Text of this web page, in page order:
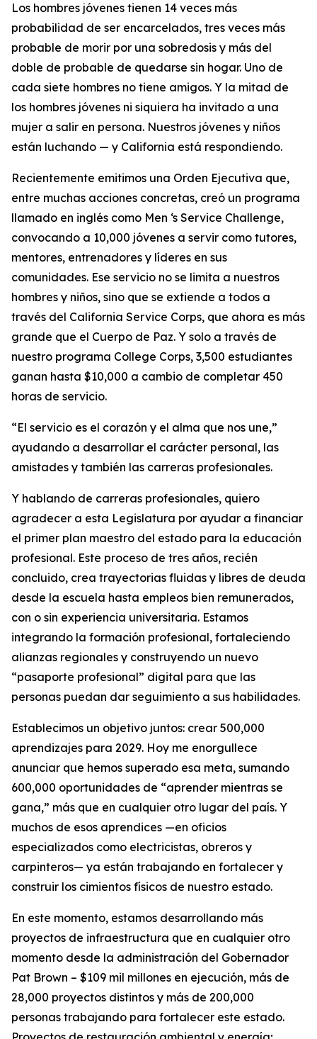
Los hombres jóvenes tienen 14 veces más
probabilidad de ser encarcelados, tres veces más
probable de morir por una sobredosis y más del
doble de probable de quedarse sin hogar. Uno de
cada siete hombres no tiene amigos. Y la mitad de
los hombres jóvenes ni siquiera ha invitado a una
mujer a salir en persona. Nuestros jóvenes y niños
están luchando — y California está respondiendo.
Recientemente emitimos una Orden Ejecutiva que,
entre muchas acciones concretas, creó un programa
llamado en inglés como Men ‘s Service Challenge,
convocando a 10,000 jóvenes a servir como tutores,
mentores, entrenadores y líderes en sus
comunidades. Ese servicio no se limita a nuestros
hombres y niños, sino que se extiende a todos a
través del California Service Corps, que ahora es más
grande que el Cuerpo de Paz. Y solo a través de
nuestro programa College Corps, 3,500 estudiantes
ganan hasta $10,000 a cambio de completar 450
horas de servicio.
“El servicio es el corazón y el alma que nos une,”
ayudando a desarrollar el carácter personal, las
amistades y también las carreras profesionales.
Y hablando de carreras profesionales, quiero
agradecer a esta Legislatura por ayudar a financiar
el primer plan maestro del estado para la educación
profesional. Este proceso de tres años, recién
concluido, crea trayectorias fluidas y libres de deuda
desde la escuela hasta empleos bien remunerados,
con o sin experiencia universitaria. Estamos
integrando la formación profesional, fortaleciendo
alianzas regionales y construyendo un nuevo
“pasaporte profesional” digital para que las
personas puedan dar seguimiento a sus habilidades.
Establecimos un objetivo juntos: crear 500,000
aprendizajes para 2029. Hoy me enorgullece
anunciar que hemos superado esa meta, sumando
600,000 oportunidades de “aprender mientras se
gana,” más que en cualquier otro lugar del país. Y
muchos de esos aprendices —en oficios
especializados como electricistas, obreros y
carpinteros— ya están trabajando en fortalecer y
construir los cimientos físicos de nuestro estado.
En este momento, estamos desarrollando más
proyectos de infraestructura que en cualquier otro
momento desde la administración del Gobernador
Pat Brown – $109 mil millones en ejecución, más de
28,000 proyectos distintos y más de 200,000
personas trabajando para fortalecer este estado.